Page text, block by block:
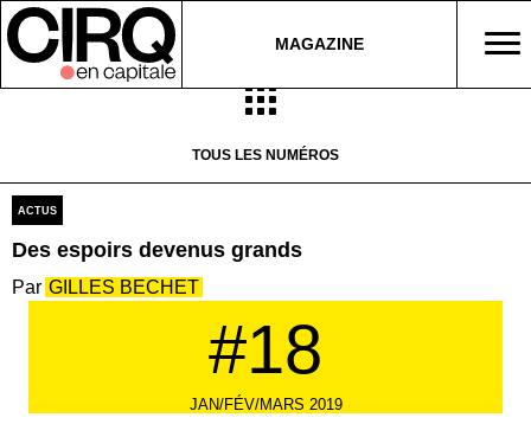
MAGAZINE
TOUS LES NUMÉROS
ACTUS
Des espoirs devenus grands
GILLES BECHET
#18
JAN/FÉV/MARS 2019